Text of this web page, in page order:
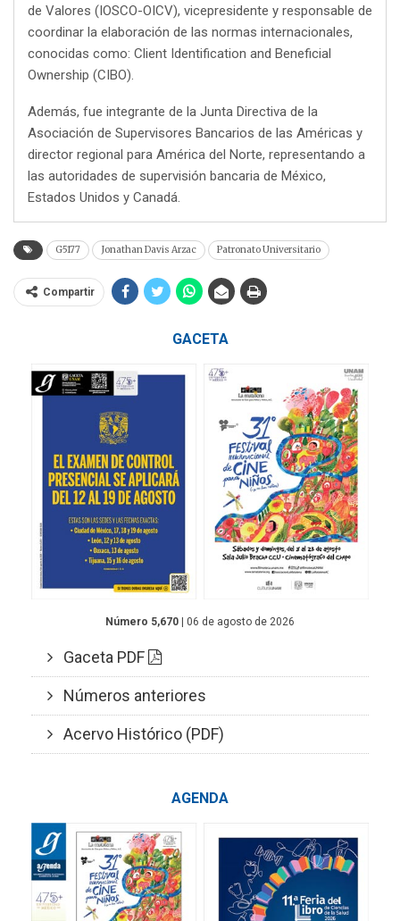
de Valores (IOSCO-OICV), vicepresidente y responsable de
coordinar la elaboración de las normas internacionales,
conocidas como: Client Identification and Beneficial
Ownership (CIBO).
Además, fue integrante de la Junta Directiva de la
Asociación de Supervisores Bancarios de las Américas y
director regional para América del Norte, representando a
las autoridades de supervisión bancaria de México,
Estados Unidos y Canadá.
G5177 Jonathan Davis Arzac Patronato Universitario
Compartir
GACETA
Número 5,670 | 06 de agosto de 2026
Gaceta PDF
Números anteriores
Acervo Histórico (PDF)
AGENDA